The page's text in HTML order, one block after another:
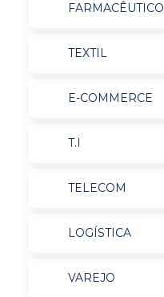
FARMACÊUTICO
TEXTIL
E-COMMERCE
T.I
TELECOM
LOGÍSTICA
VAREJO